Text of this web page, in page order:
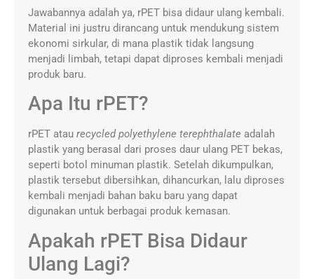
Jawabannya adalah ya, rPET bisa didaur ulang kembali.
Material ini justru dirancang untuk mendukung sistem
ekonomi sirkular, di mana plastik tidak langsung
menjadi limbah, tetapi dapat diproses kembali menjadi
produk baru.
Apa Itu rPET?
rPET atau recycled polyethylene terephthalate adalah
plastik yang berasal dari proses daur ulang PET bekas,
seperti botol minuman plastik. Setelah dikumpulkan,
plastik tersebut dibersihkan, dihancurkan, lalu diproses
kembali menjadi bahan baku baru yang dapat
digunakan untuk berbagai produk kemasan.
Apakah rPET Bisa Didaur
Ulang Lagi?